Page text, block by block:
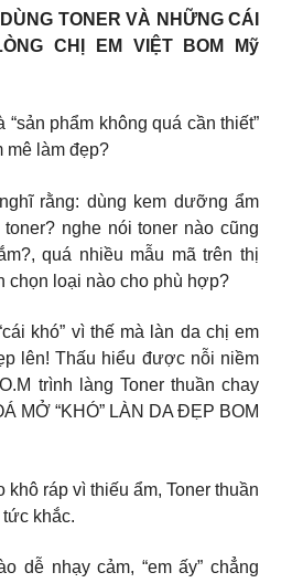
TONER VÀ NHỮNG CÁI
CHỊ EM VIỆT BOM Mỹ
phẩm không quá cần thiết”
mê làm đẹp?
rằng: dùng kem dưỡng ẩm
nghe nói toner nào cũng
quá nhiều mẫu mã trên thị
chọn loại nào cho phù hợp?
khó” vì thế mà làn da chị em
lên! Thấu hiểu được nỗi niềm
trình làng Toner thuần chay
MỞ “KHÓ” LÀN DA ĐẸP BOM
khô ráp vì thiếu ẩm, Toner thuần
khắc.
dễ nhạy cảm, “em ấy” chẳng